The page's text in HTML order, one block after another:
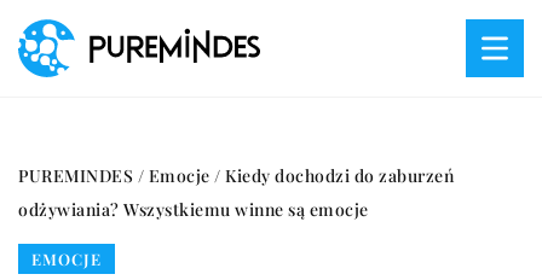
PUREMINDES / Emocje / Kiedy dochodzi do zaburzeń
odżywiania? Wszystkiemu winne są emocje
EMOCJE